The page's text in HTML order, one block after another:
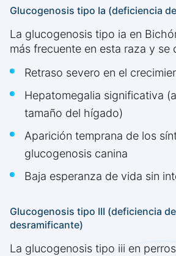
Glucogenosis tipo Ia (deficiencia
La glucogenosis tipo ia en
más frecuente en esta raza y se
Retraso severo en el
Hepatomegalia significativa
tamaño del hígado)
Aparición temprana de los
glucogenosis canina
Baja esperanza de vida sin
Glucogenosis tipo III (deficiencia
desramificante)
La glucogenosis tipo iii en